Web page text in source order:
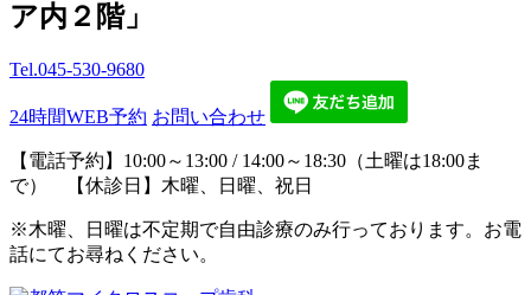
ア内２階」
Tel.045-530-9680
24時間WEB予約 お問い合わせ
【電話予約】10:00～13:00 / 14:00～18:30（土曜は18:00ま
で） 【休診日】木曜、日曜、祝日
※木曜、日曜は不定期で自由診療のみ行っております。お電
話にてお尋ねください。